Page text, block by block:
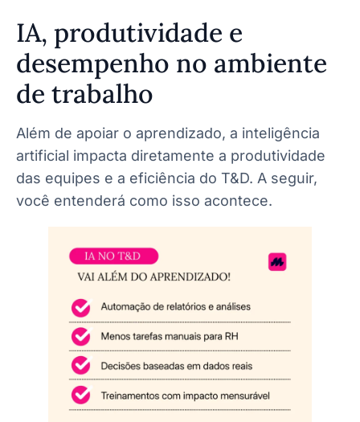
IA, produtividade e
desempenho no ambiente
de trabalho
Além de apoiar o aprendizado, a inteligência
artificial impacta diretamente a produtividade
das equipes e a eficiência do T&D. A seguir,
você entenderá como isso acontece.